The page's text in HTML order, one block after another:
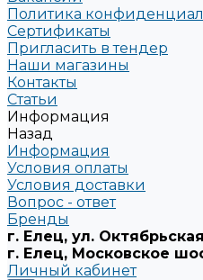
Политика
Сертификаты
Пригласить в тендер
Наши магазины
Контакты
Статьи
Информация
Назад
Информация
Условия оплаты
Условия доставки
Вопрос - ответ
Бренды
г. Елец, ул.
г. Елец, Московское
Личный кабинет